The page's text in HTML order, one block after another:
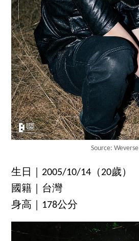
Source: Weverse
生日｜2005/10/14（20歲）
國籍｜台灣
身高｜178公分